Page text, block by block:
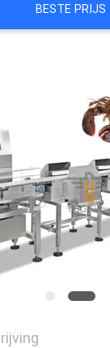
BESTE PRIJS